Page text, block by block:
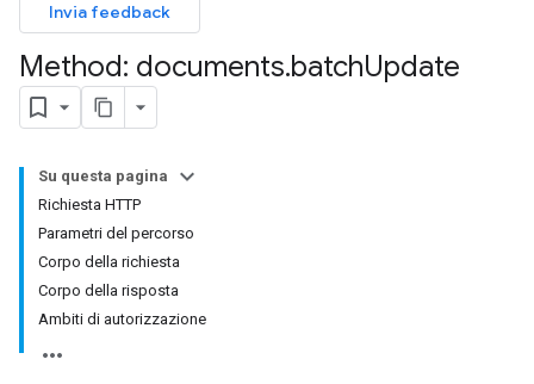
Invia feedback
Method: documents.batchUpdate
Su questa pagina
Richiesta HTTP
Parametri del percorso
Corpo della richiesta
Corpo della risposta
Ambiti di autorizzazione